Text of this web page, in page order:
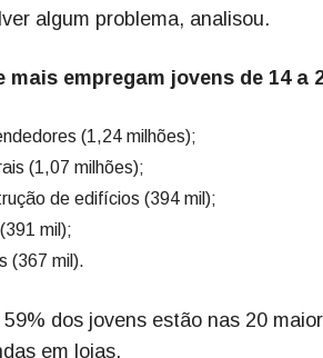
algum problema, analisou.
mais empregam jovens de 14 a
(1,24 milhões);
(1,07 milhões);
de edifícios (394 mil);
mil);
(367 mil).
dos jovens estão nas 20
em lojas.